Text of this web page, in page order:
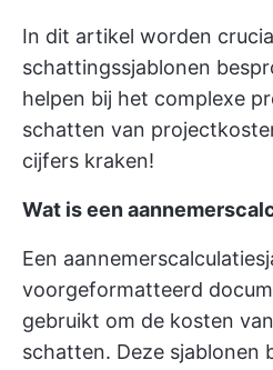
In dit artikel worden
schattingssjablonen
helpen bij het complexe
schatten van
cijfers kraken!
Wat is een
Een
voorgeformatteerd
gebruikt om de kosten
schatten. Deze sjablonen